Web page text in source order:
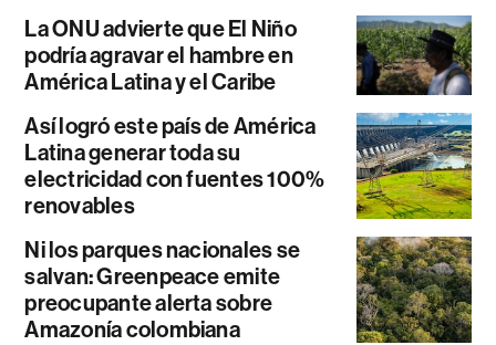
La ONU advierte que El Niño
podría agravar el hambre en
América Latina y el Caribe
Así logró este país de América
Latina generar toda su
electricidad con fuentes 100%
renovables
Ni los parques nacionales se
salvan: Greenpeace emite
preocupante alerta sobre
Amazonía colombiana